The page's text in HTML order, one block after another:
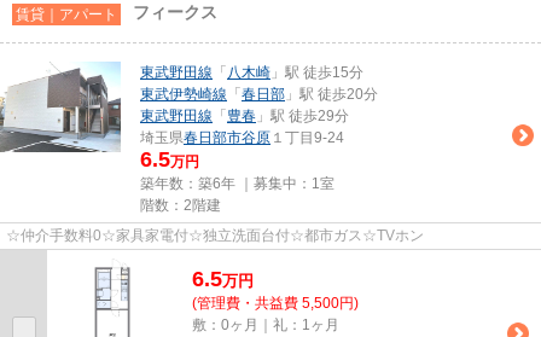
賃貸｜アパート フィークス
東武野田線 「 八木崎 」駅 徒歩15分
東武伊勢崎線 「 春日部 」駅 徒歩20分
東武野田線 「 豊春 」駅 徒歩29分
埼玉県春日部市谷原 １丁目9-24
6.5万円
築年数：築6年 ｜募集中： 1室
階数：2階建
☆仲介手数料0☆家具家電付☆独立洗面台付☆都市ガス☆TVホン
6.5万円
(管理費・共益費 5,500円)
敷：0ヶ月｜礼：1ヶ月